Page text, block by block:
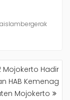
Mojokerto Hadir
HAB Kemenag
Mojokerto